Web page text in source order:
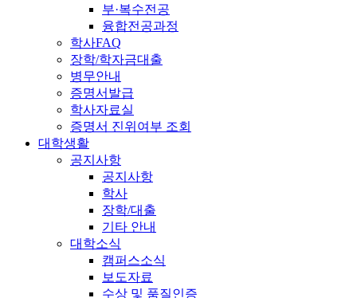
부·복수전공
융합전공과정
학사FAQ
장학/학자금대출
병무안내
증명서발급
학사자료실
증명서 진위여부 조회
대학생활
공지사항
공지사항
학사
장학/대출
기타 안내
대학소식
캠퍼스소식
보도자료
수상 및 품질인증